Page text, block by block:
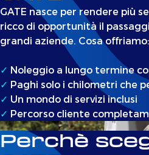
GATE nasce per rendere più
ricco di opportunità il
grandi aziende. Cosa offriamo:
✓ Noleggio a lungo termine
✓ Paghi solo i chilometri che
✓ Un mondo di servizi inclusi
✓ Percorso cliente
Perchè